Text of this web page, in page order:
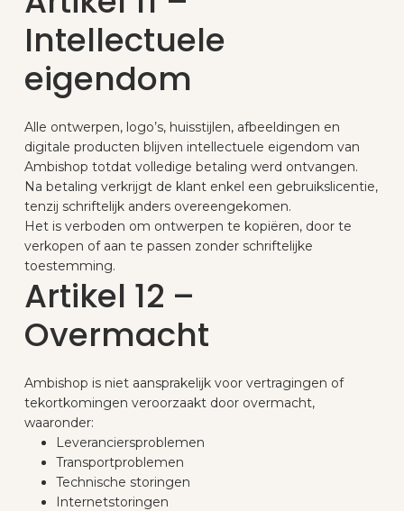
Intellectuele
eigendom
Alle ontwerpen, logo’s, huisstijlen, afbeeldingen en
digitale producten blijven intellectuele eigendom van
Ambishop totdat volledige betaling werd ontvangen.
Na betaling verkrijgt de klant enkel een gebruikslicentie,
tenzij schriftelijk anders overeengekomen.
Het is verboden om ontwerpen te kopiëren, door te
verkopen of aan te passen zonder schriftelijke
toestemming.
Artikel 12 –
Overmacht
Ambishop is niet aansprakelijk voor vertragingen of
tekortkomingen veroorzaakt door overmacht,
waaronder:
Leveranciersproblemen
Transportproblemen
Technische storingen
Internetstoringen